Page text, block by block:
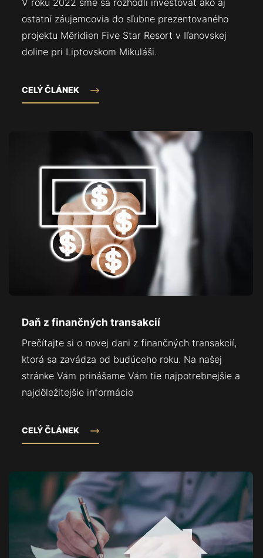
ostatní záujemcovia do sľubne prezentovaného
projektu Mēridien Five Star Resort v Iľanovskej
doline pri Liptovskom Mikuláši.
CELÝ ČLÁNEK
Daň z finančných transakcií
Prečítajte si o novej dani z finančných transakcií,
ktorá sa zavádza od budúceho roku. Na našej
stránke Vám prinášame Vám tie najpotrebnejšie a
najdôležitejšie informácie
CELÝ ČLÁNEK